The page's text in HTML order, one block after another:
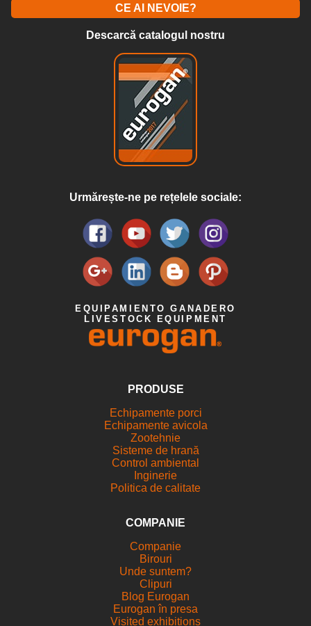
CE AI NEVOIE?
Descarcă catalogul nostru
Urmărește-ne pe rețelele sociale:
EQUIPAMIENTO GANADERO
LIVESTOCK EQUIPMENT
PRODUSE
Echipamente porci
Echipamente avicola
Zootehnie
Sisteme de hrană
Control ambiental
Inginerie
Politica de calitate
COMPANIE
Companie
Birouri
Unde suntem?
Clipuri
Blog Eurogan
Eurogan în presa
Visited exhibitions